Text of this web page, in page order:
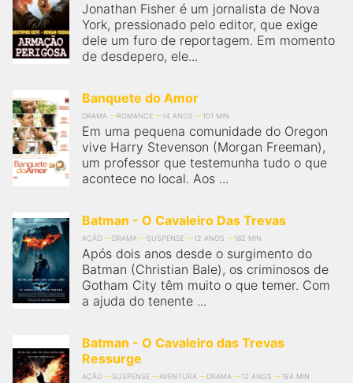
Jonathan Fisher é um jornalista de Nova
York, pressionado pelo editor, que exige
dele um furo de reportagem. Em momento
de desdepero, ele...
Banquete do Amor
DRAMA ROMANCE 14 ANOS 101 MIN
Em uma pequena comunidade do Oregon
vive Harry Stevenson (Morgan Freeman),
um professor que testemunha tudo o que
acontece no local. Aos ...
Batman - O Cavaleiro Das Trevas
AÇÃO DRAMA SUSPENSE 12 ANOS 162 MIN
Após dois anos desde o surgimento do
Batman (Christian Bale), os criminosos de
Gotham City têm muito o que temer. Com
a ajuda do tenente ...
Batman - O Cavaleiro das Trevas
Ressurge
AÇÃO SUSPENSE AVENTURA DRAMA 12 ANOS 184 MIN